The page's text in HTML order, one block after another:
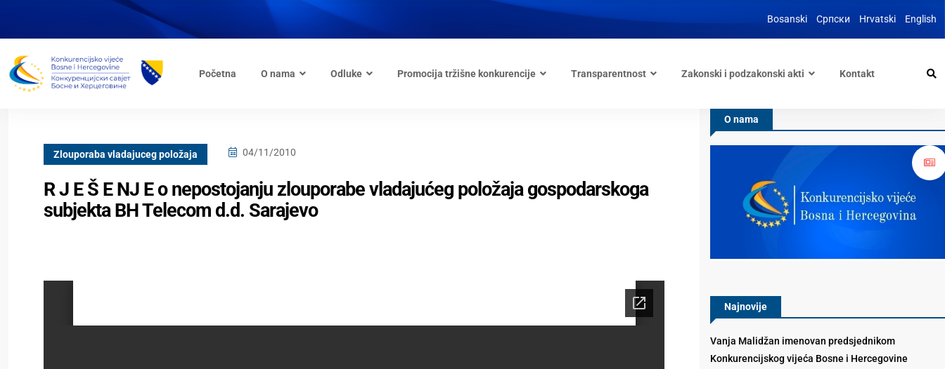
Bosanski Српски Hrvatski English
Početna O nama Odluke Promocija tržišne konkurencije Transparentnost Zakonski i podzakonski akti Kontakt
Zlouporaba vladajuceg položaja 04/11/2010
R J E Š E NJ E o nepostojanju zlouporabe vladajućeg položaja gospodarskoga
subjekta BH Telecom d.d. Sarajevo
O nama
Najnovije
Vanja Malidžan imenovan predsjednikom
Konkurencijskog vijeća Bosne i Hercegovine